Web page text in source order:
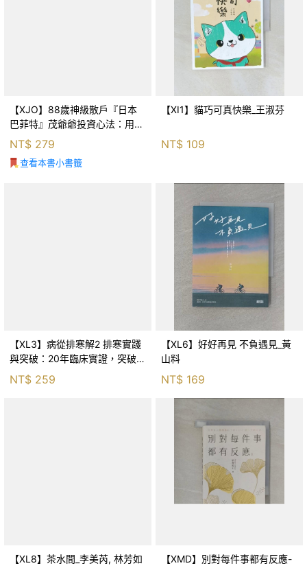
【XJO】88歲神級散戶『日本
巴菲特』茂爺爺投資心法：用
「126法則」滾出18億円資產的
69年股海交易術_藤本茂, 賴惠
鈴
NT$ 279
查看本書小書籤
【XI1】貓巧可真快樂_王淑芬
NT$ 109
【XL3】病從排寒解2 排寒實踐
與突破：20年臨床實證，突破排
寒盲點，防治疫毒流感的中醫養
命方略！_李璧如
NT$ 259
【XL6】好好再見 不負遇見_黃
山料
NT$ 169
【XL8】茶水間_李美芮, 林芳如
【XMD】別對每件事都有反應-